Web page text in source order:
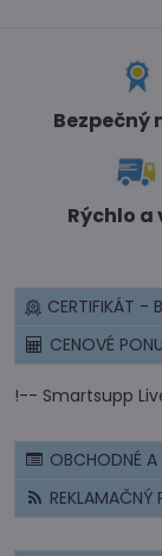
Bezpečný
Rýchlo a
CERTIFIKÁT -
CENOVÉ
!-- Smartsupp
OBCHODNÉ
REKLAMAČNÝ